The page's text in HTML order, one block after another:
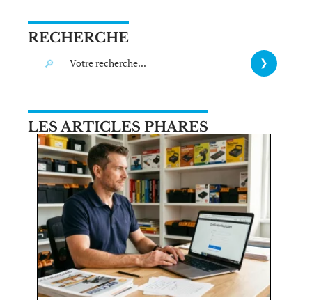
RECHERCHE
LES ARTICLES PHARES